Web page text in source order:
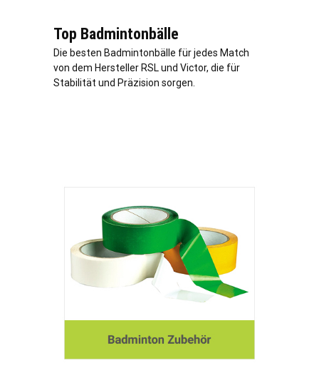
Top Badmintonbälle
Die besten Badmintonbälle für jedes Match
von dem Hersteller RSL und Victor, die für
Stabilität und Präzision sorgen.